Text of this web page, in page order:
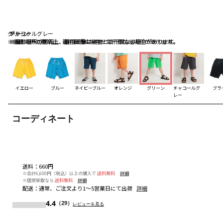
グリーン
※撮影場所の関係上、着用画像は実物と若干異なる場合があります。
チャコールグレー
※撮影場所の関係上、着用画像は実物と若干異なる場合があります。
ブラック
※撮影場所の関係上、着用画像は実物と若干異なる場合があります。
イエロー ブルー ネイビーブルー オレンジ グリーン
チャコールグ
レー
ブラ
コーディネート
送料 ： 660円
※合計6,600円（税込）以上の購入で 送料無料
詳細
※店頭受取なら 送料無料 詳細
配送 ：通常、ご注文より1～5営業日にて出荷 詳細
4.4 （29） レビューを見る